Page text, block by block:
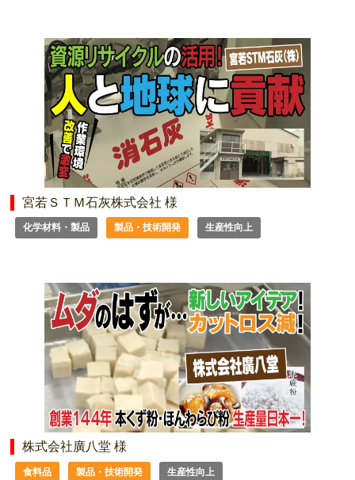
宮若ＳＴＭ石灰株式会社 様
化学材料・製品 製品・技術開発 生産性向上
株式会社廣八堂 様
食料品 製品・技術開発 生産性向上